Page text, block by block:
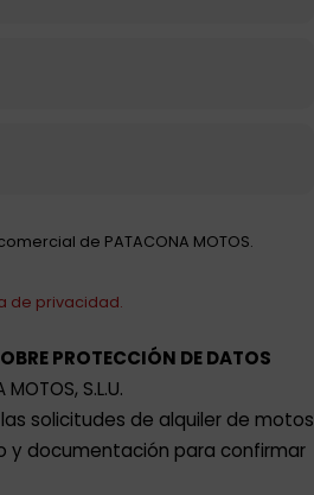
de PATACONA MOTOS.
de privacidad.
PROTECCIÓN DE DATOS
S.L.U.
solicitudes de alquiler de motos
y documentación para confirmar